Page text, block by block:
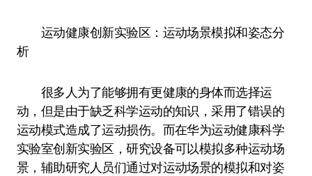
运动健康创新实验区：运动场景模拟和姿态分
析
很多人为了能够拥有更健康的身体而选择运
动，但是由于缺乏科学运动的知识，采用了错误的
运动模式造成了运动损伤。而在华为运动健康科学
实验室创新实验区，研究设备可以模拟多种运动场
景，辅助研究人员们通过对运动场景的模拟和对姿